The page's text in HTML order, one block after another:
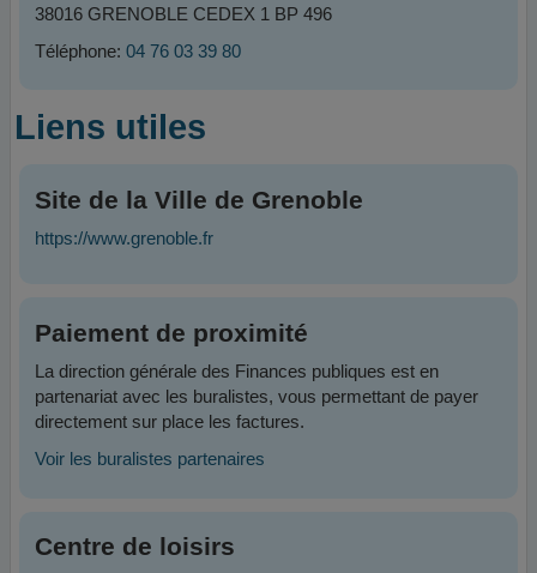
38016 GRENOBLE CEDEX 1 BP 496
Téléphone: 04 76 03 39 80
Liens utiles
Site de la Ville de Grenoble
https://www.grenoble.fr
Paiement de proximité
La direction générale des Finances publiques est en
partenariat avec les buralistes, vous permettant de payer
directement sur place les factures.
Voir les buralistes partenaires
Centre de loisirs